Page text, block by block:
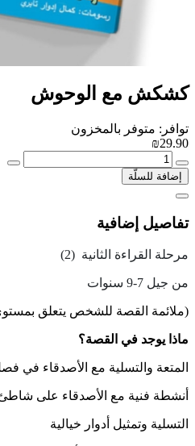
كشكش مع الوحوش
توافر: متوفر بالمخزون
₪29.90
إضافة للسلّة
تفاصيل إضافية
مرحلة القراءة الثانية (2)
من جيل 7-9 سنوات
(ملائمة القصة للشخص يتعلق
ماذا يوجد في القصة؟
المتعة والتسلية مع الأصدقاء في
أنشطة فنية مع الأصدقاء على شاطئ
التسلية وتمثيل أدوار خيالية